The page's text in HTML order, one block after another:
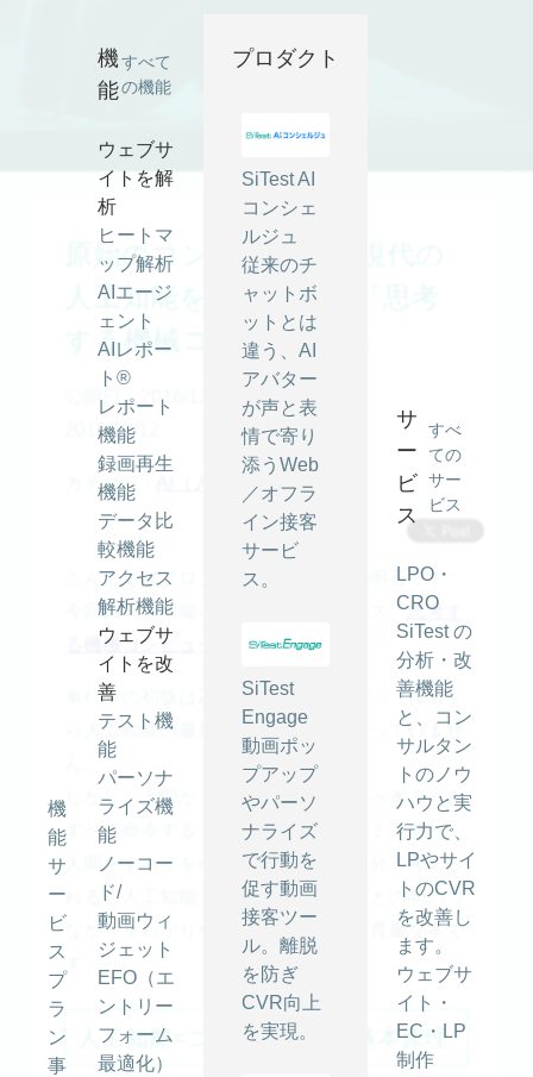
機
能
サ
ー
ビ
ス
プ
ラ
ン
事
機
能
すべて
の機能
ウェブサ
イトを解
析
ヒートマ
ップ解析
AIエージ
ェント
AIレポー
ト®
レポート
機能
録画再生
機能
データ比
較機能
アクセス
解析機能
ウェブサ
イトを改
善
テスト機
能
パーソナ
ライズ機
能
ノーコー
ド/
動画ウィ
ジェット
EFO（エ
ントリー
フォーム
最適化）
プロダクト
SiTest AI
コンシェ
ルジュ
従来のチ
ャットボ
ットとは
違う、AI
アバター
が声と表
情で寄り
添うWeb
／オフラ
イン接客
サービ
ス。
SiTest
Engage
動画ポッ
プアップ
やパーソ
ナライズ
で行動を
促す動画
接客ツー
ル。離脱
を防ぎ
CVR向上
を実現。
サ
ー
ビ
ス
すべ
ての
サー
ビス
LPO・
CRO
SiTest の
分析・改
善機能
と、コン
サルタン
トのノウ
ハウと実
行力で、
LPやサイ
トのCVR
を改善し
ます。
ウェブサ
イト・
EC・LP
制作
原始のコンピュータと現代の
人工知能をつなぐ一冊『思考
する機械コンピュータ』
公開日：2016/12/09 最終更新日：
2016/12/12
カテゴリ - AI（人工知能）
こんにちはプロダクト開発チームの明石です。
今回の人工知能本はダニエル・ヒリス『思考す
る機械コンピュータ
』です。
単行本の初版は2000年と古い本です。ですか
ら人工知能の最新トピックは全く扱っていませ
ん。
しかし、人間がコンピュータのするべきことを
すべて命令する「普通」のプログラミングと、
人間がすべてを命令しなくても、自分で考えら
れる「人工知能」のプログラミングとの間のつ
ながりをわかりやすく教えてくれる貴重な本で
す。
人工知能=コンピュータの基本原理